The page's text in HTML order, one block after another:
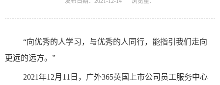
“向优秀的人学习，与优秀的人同行，能指引我们走向
更远的远方。”
2021年12月11日，广外365英国上市公司员工服务中心